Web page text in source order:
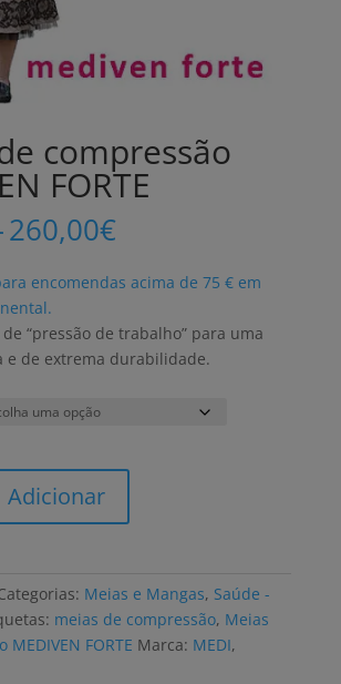
compressão
FORTE
260,00€Price
range:
53,00€
260,00€
encomendas acima de 75 € em
“pressão de trabalho” para uma
e de extrema durabilidade.
Adicionar
Meias e Mangas, Saúde -
meias de compressão, Meias
FORTE Marca: MEDI,